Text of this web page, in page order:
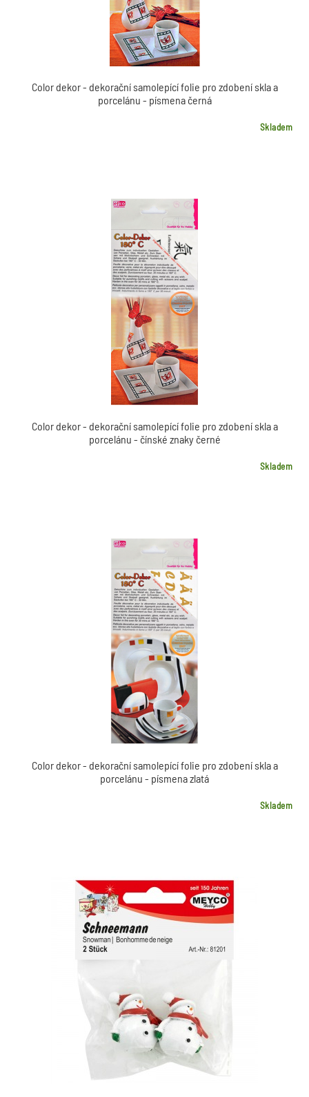
Color dekor - dekorační samolepící folie pro zdobení skla a
porcelánu - písmena černá
Skladem
Color dekor - dekorační samolepící folie pro zdobení skla a
porcelánu - čínské znaky černé
Skladem
Color dekor - dekorační samolepící folie pro zdobení skla a
porcelánu - písmena zlatá
Skladem